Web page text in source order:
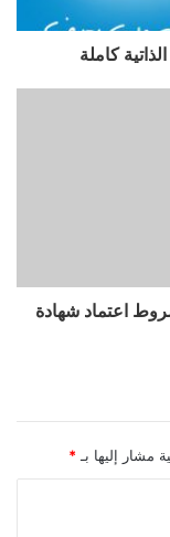
كاملة
اعتماد شهادة
مشار إليها بـ *